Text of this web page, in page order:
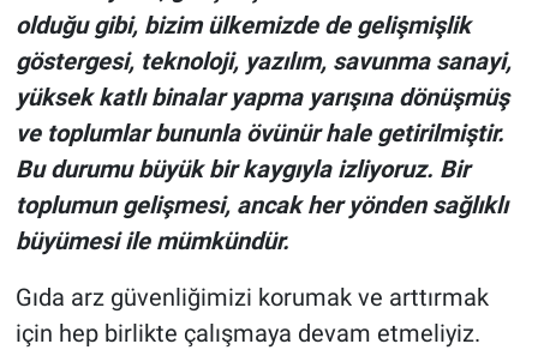
olduğu gibi, bizim ülkemizde de gelişmişlik
göstergesi, teknoloji, yazılım, savunma sanayi,
yüksek katlı binalar yapma yarışına dönüşmüş
ve toplumlar bununla övünür hale getirilmiştir.
Bu durumu büyük bir kaygıyla izliyoruz. Bir
toplumun gelişmesi, ancak her yönden sağlıklı
büyümesi ile mümkündür.
Gıda arz güvenliğimizi korumak ve arttırmak
için hep birlikte çalışmaya devam etmeliyiz.